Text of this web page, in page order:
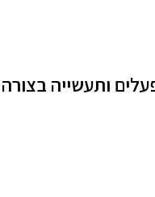
ותעשייה